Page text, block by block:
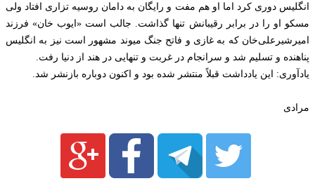
انگلیس دوری کرد اما او هم مفت و رایگان به دامان روسیه تزاری افتاد ولی
مسکو او را در برابر رقیبانش تنها گذاشت. جالب است «ایوب خان» فرزند
امیرشیرعلی‌خان که به غازی و فاتح جنگ میوند مشهور است نیز به انگلیس
پناهنده و تسلیم شد و سرانجام در غربت و تنهایی در هند از دنیا رفت.
یادآوری: این یادداشت قبلاً منتشر شده بود و اکنون دوباره بازنشر شد.
مرادی